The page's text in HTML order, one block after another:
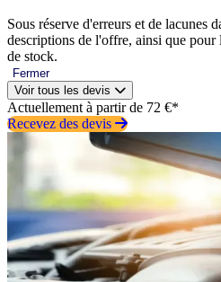
Sous réserve d'erreurs et de lacunes
descriptions de l'offre, ainsi que pour
de stock.
Fermer
Voir tous les devis
Actuellement à partir de 72 €*
Recevez des devis